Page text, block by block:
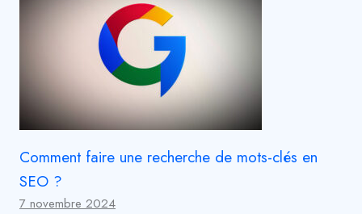
Comment faire une recherche de mots-clés en
SEO ?
7 novembre 2024